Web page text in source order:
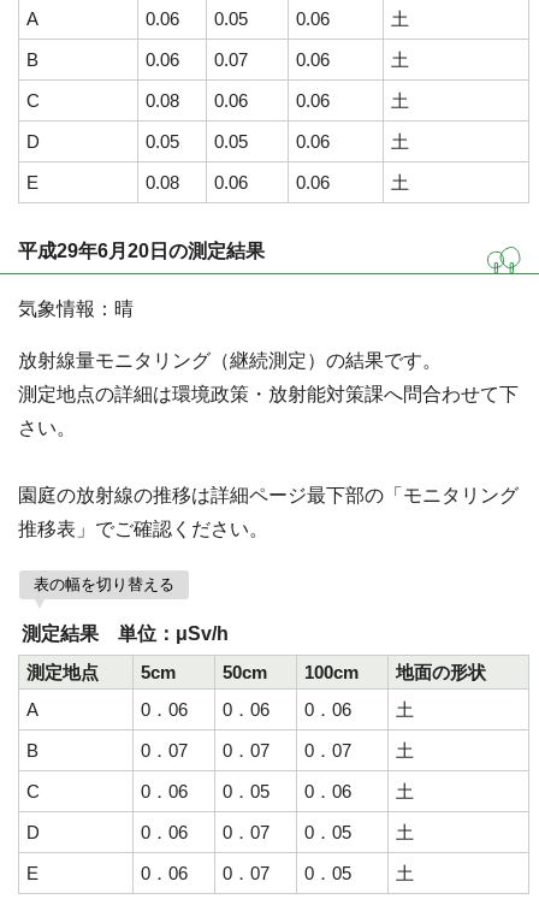
A 0.06 0.05 0.06
土
B
0.06 0.07 0.06
土
C
0.08 0.06 0.06
土
D
0.05 0.05 0.06
土
E
0.08 0.06 0.06 土
平成29年6月20日の測定結果
気象情報：晴
放射線量モニタリング（継続測定）の結果です。
測定地点の詳細は環境政策・放射能対策課へ問合わせて下
さい。
園庭の放射線の推移は詳細ページ最下部の「モニタリング
推移表」でご確認ください。
表の幅を切り替える
測定結果 単位：μSv/h
測定地点
5cm 50cm 100cm
地面の形状
A
0．06 0．06 0．06
土
B
0．07 0．07 0．07
土
C
0．06 0．05 0．06
土
D
0．06 0．07 0．05
土
E
0．06 0．07 0．05 土